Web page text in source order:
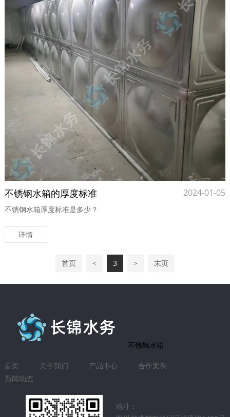
不锈钢水箱的厚度标准 2024-01-05
不锈钢水箱厚度标准是多少？
详情
首页 < 3 > 末页
不锈钢水箱
首页 关于我们 产品中心
合作案例
新闻动态
地址：